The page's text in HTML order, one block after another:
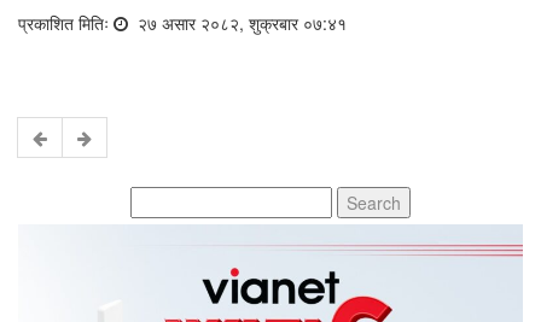
प्रकाशित मितिः २७ असार २०८२, शुक्रबार ०७:४१
for: